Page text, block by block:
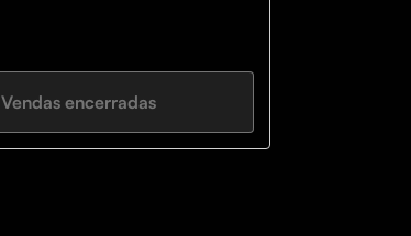
Vendas encerradas